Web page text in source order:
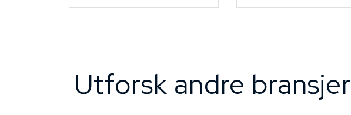
Utforsk andre bransjer